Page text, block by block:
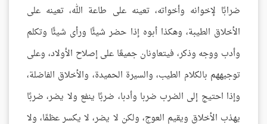
ضرابًا لإخوانه وأخواته، تعينه على طاعة الله، تعينه على
الأخلاق الطيبة، وهكذا أبوه إذا حضر شيئًا ورأى شيئًا وتكلم
وأدب ووجه وذكر، فيتعاونان جميعًا على إصلاح الأولاد، وعلى
توجيههم بالكلام الطيب، والسيرة الحميدة، والأخلاق الفاضلة،
وإذا احتيج إلى الضرب ضربا وأدبا، ضربًا ينفع ولا يضر، ضربًا
يهذب الأخلاق ويقيم العوج، ولكن لا يضر، لا يكسر عظمًا، ولا